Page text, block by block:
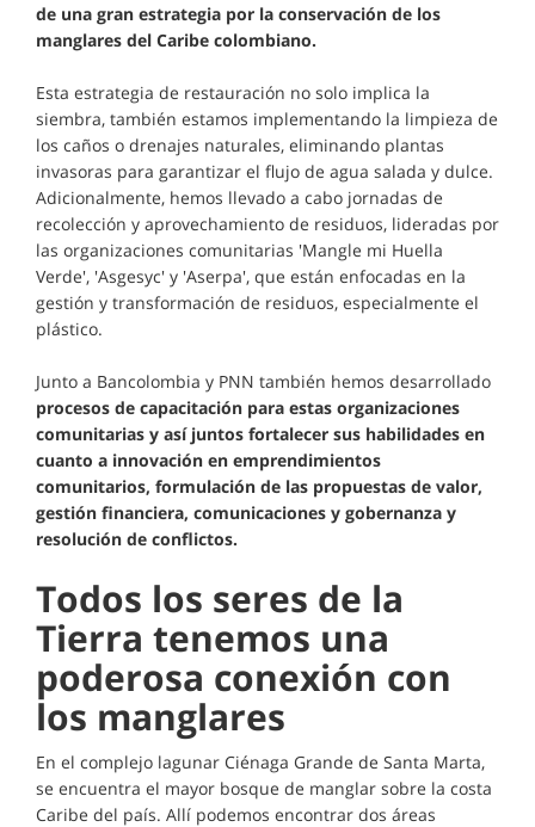
de una gran estrategia por la conservación de los
manglares del Caribe colombiano.
Esta estrategia de restauración no solo implica la
siembra, también estamos implementando la limpieza de
los caños o drenajes naturales, eliminando plantas
invasoras para garantizar el flujo de agua salada y dulce.
Adicionalmente, hemos llevado a cabo jornadas de
recolección y aprovechamiento de residuos, lideradas por
las organizaciones comunitarias 'Mangle mi Huella
Verde', 'Asgesyc' y 'Aserpa', que están enfocadas en la
gestión y transformación de residuos, especialmente el
plástico.
Junto a Bancolombia y PNN también hemos desarrollado
procesos de capacitación para estas organizaciones
comunitarias y así juntos fortalecer sus habilidades en
cuanto a innovación en emprendimientos
comunitarios, formulación de las propuestas de valor,
gestión financiera, comunicaciones y gobernanza y
resolución de conflictos.
Todos los seres de la
Tierra tenemos una
poderosa conexión con
los manglares
En el complejo lagunar Ciénaga Grande de Santa Marta,
se encuentra el mayor bosque de manglar sobre la costa
Caribe del país. Allí podemos encontrar dos áreas